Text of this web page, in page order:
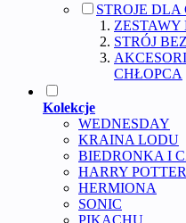
STROJE DLA
ZESTAWY
STRÓJ
CHŁOPCA
Kolekcje
WEDNESDAY
KRAINA LODU
BIEDRONKA I
HARRY POTTER
HERMIONA
SONIC
PIKACHU